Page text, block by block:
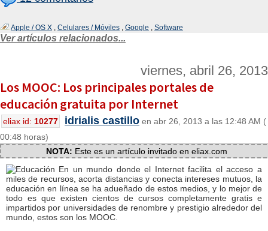
Apple / OS X , Celulares / Móviles , Google , Software
Ver artículos relacionados...
viernes, abril 26, 2013
Los MOOC: Los principales portales de
educación gratuita por Internet
eliax id: 10277 idrialis castillo en abr 26, 2013 a las 12:48 AM (
00:48 horas)
NOTA: Este es un artículo invitado en eliax.com
En un mundo donde el Internet facilita el acceso a
miles de recursos, acorta distancias y conecta intereses mutuos, la
educación en línea se ha adueñado de estos medios, y lo mejor de
todo es que existen cientos de cursos completamente gratis e
impartidos por universidades de renombre y prestigio alrededor del
mundo, estos son los MOOC.